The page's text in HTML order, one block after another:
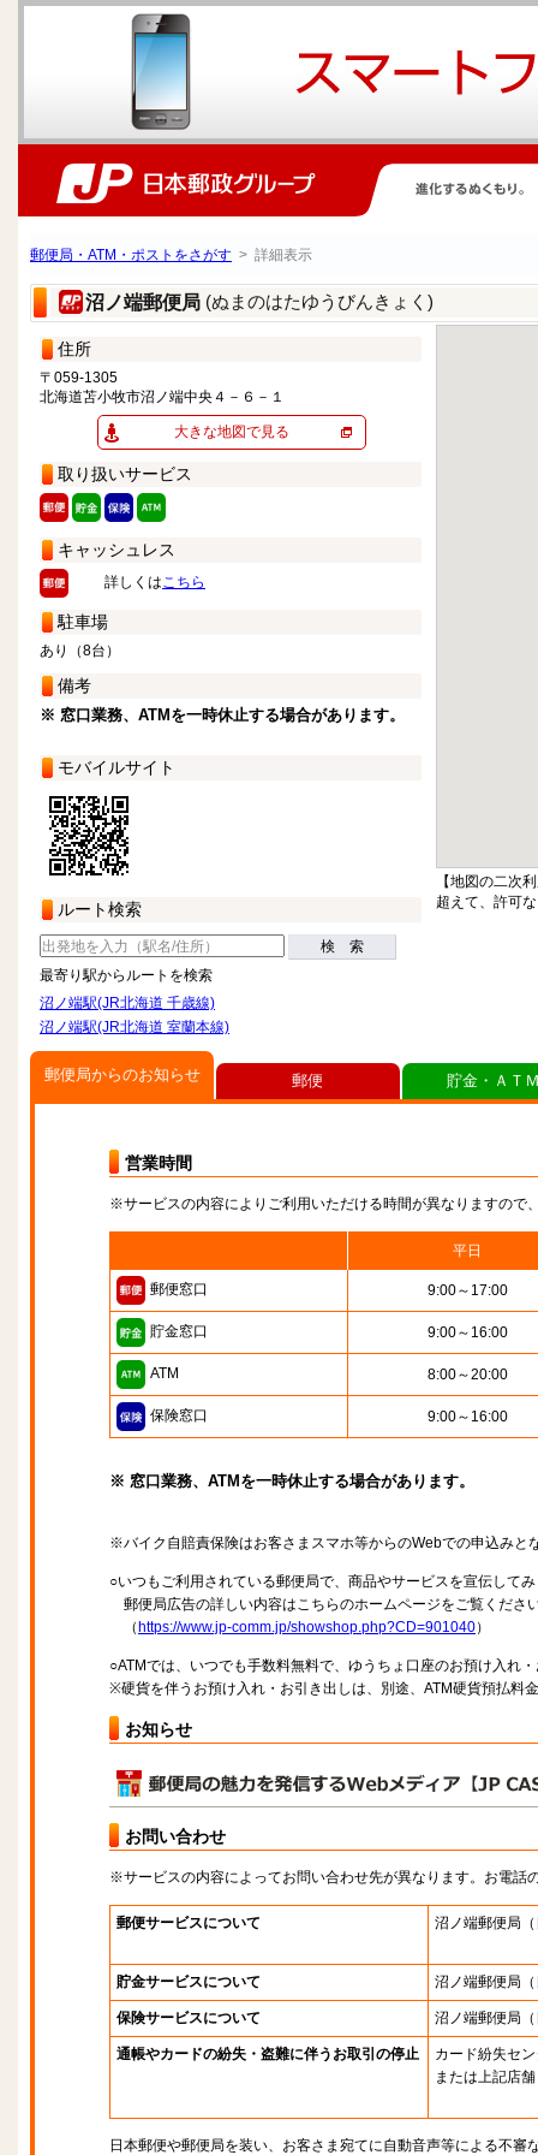
郵便局・ATM・ポストをさがす > 詳細表示
沼ノ端郵便局 (ぬまのはたゆうびんきょく)
住所
〒059-1305
北海道苫小牧市沼ノ端中央４－６－１
大きな地図で見る
取り扱いサービス
キャッシュレス
詳しくはこちら
駐車場
あり（8台）
備考
※ 窓口業務、ATMを一時休止する場合があります。
モバイルサイト
ルート検索
検 索
最寄り駅からルートを検索
沼ノ端駅(JR北海道 千歳線)
沼ノ端駅(JR北海道 室蘭本線)
【地図の二次
超えて、許可
郵便局からのお知らせ
営業時間
※サービスの内容によりご利用いただける時間が異なりますので
平日
郵便窓口 9:00～17:00
貯金窓口 9:00～16:00
ATM 8:00～20:00
保険窓口 9:00～16:00
※ 窓口業務、ATMを一時休止する場合があります。
※バイク自賠責保険はお客さまスマホ等からのWebでの申込みと
○いつもご利用されている郵便局で、商品やサービスを宣伝して
郵便局広告の詳しい内容はこちらのホームページをご覧くださ
（ https://www.jp-comm.jp/showshop.php?CD=901040）
○ATMでは、いつでも手数料無料で、ゆうちょ口座のお預け入れ
※硬貨を伴うお預け入れ・お引き出しは、別途、ATM硬貨預払料
お知らせ
お問い合わせ
※サービスの内容によってお問い合わせ先が異なります。お電話
郵便サービスについて 沼ノ端郵便局
貯金サービスについて 沼ノ端郵便局
保険サービスについて 沼ノ端郵便局
通帳やカードの紛失・盗難に伴うお取引の停止
カード紛失セ
または上記店舗
日本郵便や郵便局を装い、お客さま宛てに自動音声等による不審
郵便 貯金・ＡＴ